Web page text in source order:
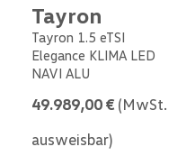
Tayron
Tayron 1.5 eTSI
Elegance KLIMA LED
NAVI ALU
49.989,00 € (MwSt.
ausweisbar)